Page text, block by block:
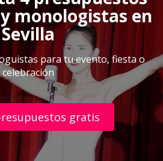
monologistas en
Sevilla
para tu evento, fiesta o
celebración
gratis